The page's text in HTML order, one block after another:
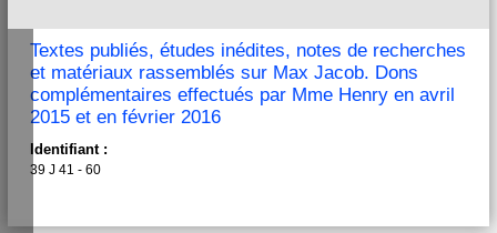
Textes publiés, études inédites, notes de recherches
et matériaux rassemblés sur Max Jacob. Dons
complémentaires effectués par Mme Henry en avril
2015 et en février 2016
Identifiant :
39 J 41 - 60